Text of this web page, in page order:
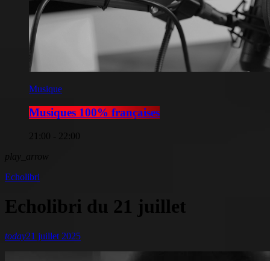
Musique
Musiques 100% françaises
21:00 - 22:00
play_arrow
Echolibri
Echolibri du 21 juillet
today21 juillet 2025